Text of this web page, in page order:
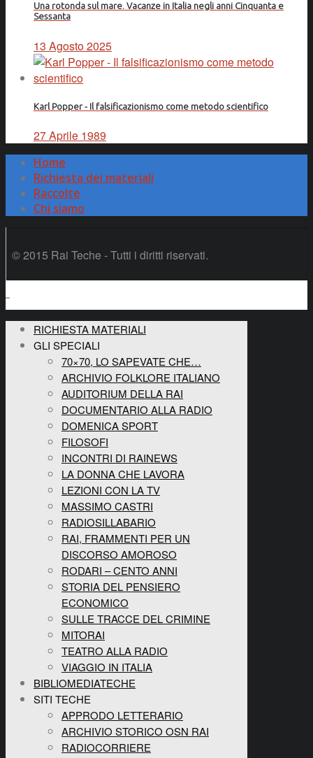
Una rotonda sul mare. Vacanze in Italia negli anni Cinquanta e
Sessanta
13 Agosto 2025
Karl Popper - Il falsificazionismo come metodo scientifico
27 Aprile 1989
Home
Richiesta dei materiali
Raccolte
Chi siamo
© 2015 Rai Teche - Tutti i diritti riservati.
RICHIESTA MATERIALI
GLI SPECIALI
70×70, LO SAPEVATE CHE…
ARCHIVIO FOLKLORE ITALIANO
AUDITORIUM DELLA RAI
DOCUMENTARIO ALLA RADIO
DOMENICA SPORT
FILOSOFI
INCONTRI DI RAINEWS
LA DONNA CHE LAVORA
LEZIONI CON LA TV
MASSIMO CASTRI
RADIOSILLABARIO
RAI, FRAMMENTI PER UN
DISCORSO AMOROSO
RODARI – CENTO ANNI
STORIA DEL PENSIERO
ECONOMICO
SULLE TRACCE DEL CRIMINE
MITORAI
TEATRO ALLA RADIO
VIAGGIO IN ITALIA
BIBLIOMEDIATECHE
SITI TECHE
APPRODO LETTERARIO
ARCHIVIO STORICO OSN RAI
RADIOCORRIERE